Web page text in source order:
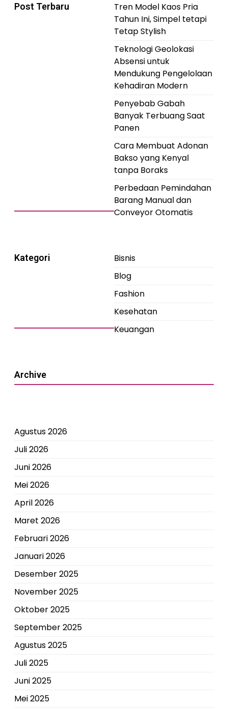
Post Terbaru
Tren Model Kaos Pria
Tahun Ini, Simpel tetapi
Tetap Stylish
Teknologi Geolokasi
Absensi untuk
Mendukung Pengelolaan
Kehadiran Modern
Penyebab Gabah
Banyak Terbuang Saat
Panen
Cara Membuat Adonan
Bakso yang Kenyal
tanpa Boraks
Perbedaan Pemindahan
Barang Manual dan
Conveyor Otomatis
Kategori
Bisnis
Blog
Fashion
Kesehatan
Keuangan
Archive
Agustus 2026
Juli 2026
Juni 2026
Mei 2026
April 2026
Maret 2026
Februari 2026
Januari 2026
Desember 2025
November 2025
Oktober 2025
September 2025
Agustus 2025
Juli 2025
Juni 2025
Mei 2025